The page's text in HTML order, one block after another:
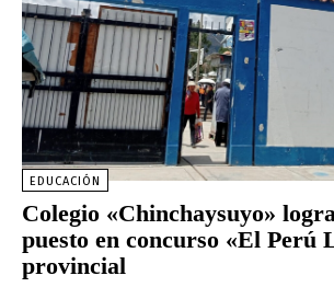
EDUCACIÓN
Colegio «Chinchaysuyo»
puesto en concurso «El Perú
provincial